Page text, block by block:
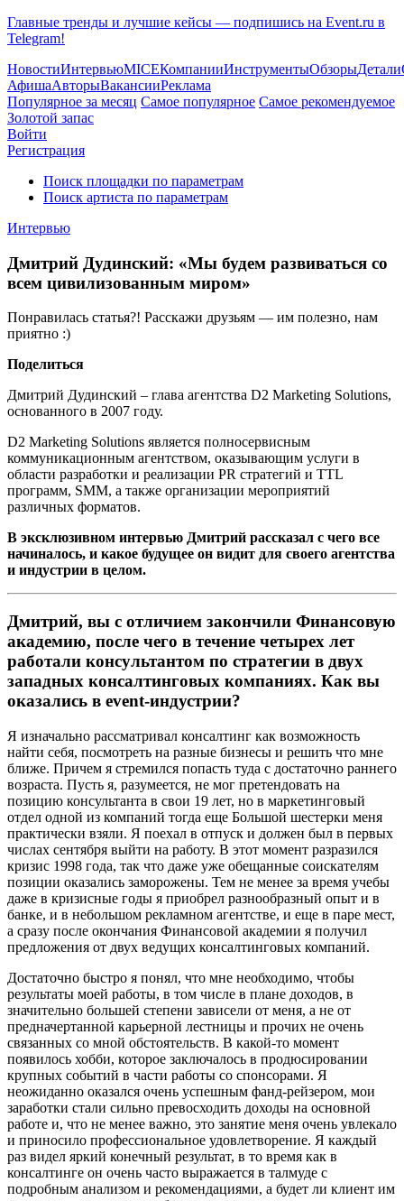
Главные тренды и лучшие кейсы — подпишись на Event.ru в
Telegram!
НовостиИнтервьюMICEКомпанииИнструментыОбзорыДетали
АфишаАвторыВакансииРеклама
Популярное за месяц Самое популярное Самое рекомендуемое
Золотой запас
Войти
Регистрация
Поиск площадки по параметрам
Поиск артиста по параметрам
Интервью
Дмитрий Дудинский: «Мы будем развиваться со
всем цивилизованным миром»
Понравилась статья?! Расскажи друзьям — им полезно, нам
приятно :)
Поделиться
Дмитрий Дудинский – глава агентства D2 Marketing Solutions,
основанного в 2007 году.
D2 Marketing Solutions является полносервисным
коммуникационным агентством, оказывающим услуги в
области разработки и реализации PR стратегий и TTL
программ, SMM, а также организации мероприятий
различных форматов.
В эксклюзивном интервью Дмитрий рассказал с чего все
начиналось, и какое будущее он видит для своего агентства
и индустрии в целом.
Дмитрий, вы с отличием закончили Финансовую
академию, после чего в течение четырех лет
работали консультантом по стратегии в двух
западных консалтинговых компаниях. Как вы
оказались в event-индустрии?
Я изначально рассматривал консалтинг как возможность
найти себя, посмотреть на разные бизнесы и решить что мне
ближе. Причем я стремился попасть туда с достаточно раннего
возраста. Пусть я, разумеется, не мог претендовать на
позицию консультанта в свои 19 лет, но в маркетинговый
отдел одной из компаний тогда еще Большой шестерки меня
практически взяли. Я поехал в отпуск и должен был в первых
числах сентября выйти на работу. В этот момент разразился
кризис 1998 года, так что даже уже обещанные соискателям
позиции оказались заморожены. Тем не менее за время учебы
даже в кризисные годы я приобрел разнообразный опыт и в
банке, и в небольшом рекламном агентстве, и еще в паре мест,
а сразу после окончания Финансовой академии я получил
предложения от двух ведущих консалтинговых компаний.
Достаточно быстро я понял, что мне необходимо, чтобы
результаты моей работы, в том числе в плане доходов, в
значительно большей степени зависели от меня, а не от
предначертанной карьерной лестницы и прочих не очень
связанных со мной обстоятельств. В какой-то момент
появилось хобби, которое заключалось в продюсировании
крупных событий в части работы со спонсорами. Я
неожиданно оказался очень успешным фанд-рейзером, мои
заработки стали сильно превосходить доходы на основной
работе и, что не менее важно, это занятие меня очень увлекало
и приносило профессиональное удовлетворение. Я каждый
раз видел яркий конечный результат, в то время как в
консалтинге он очень часто выражается в талмуде с
подробным анализом и рекомендациями, а будет ли клиент им